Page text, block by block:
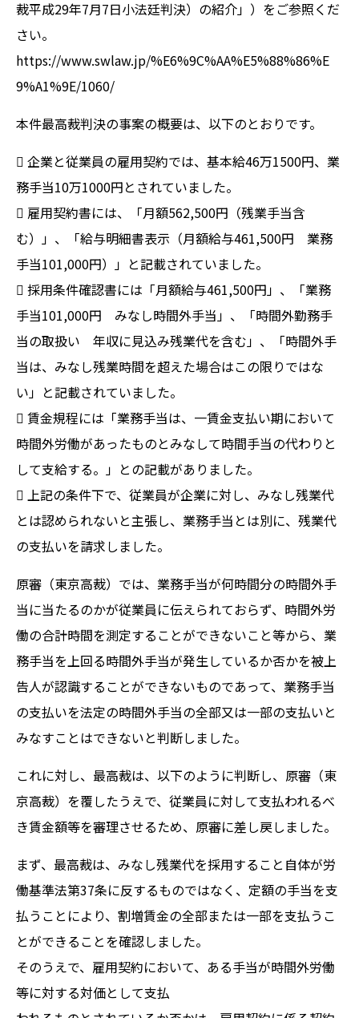
裁平成29年7月7日小法廷判決）の紹介」）をご参照くだ
さい。
https://www.swlaw.jp/%E6%9C%AA%E5%88%86%E
9%A1%9E/1060/
本件最高裁判決の事案の概要は、以下のとおりです。
 企業と従業員の雇用契約では、基本給46万1500円、業
務手当10万1000円とされていました。
 雇用契約書には、「月額562,500円（残業手当含
む）」、「給与明細書表示（月額給与461,500円 業務
手当101,000円）」と記載されていました。
 採用条件確認書には「月額給与461,500円」、「業務
手当101,000円 みなし時間外手当」、「時間外勤務手
当の取扱い 年収に見込み残業代を含む」、「時間外手
当は、みなし残業時間を超えた場合はこの限りではな
い」と記載されていました。
 賃金規程には「業務手当は、一賃金支払い期において
時間外労働があったものとみなして時間手当の代わりと
して支給する。」との記載がありました。
 上記の条件下で、従業員が企業に対し、みなし残業代
とは認められないと主張し、業務手当とは別に、残業代
の支払いを請求しました。
原審（東京高裁）では、業務手当が何時間分の時間外手
当に当たるのかが従業員に伝えられておらず、時間外労
働の合計時間を測定することができないこと等から、業
務手当を上回る時間外手当が発生しているか否かを被上
告人が認識することができないものであって、業務手当
の支払いを法定の時間外手当の全部又は一部の支払いと
みなすことはできないと判断しました。
これに対し、最高裁は、以下のように判断し、原審（東
京高裁）を覆したうえで、従業員に対して支払われるべ
き賃金額等を審理させるため、原審に差し戻しました。
まず、最高裁は、みなし残業代を採用すること自体が労
働基準法第37条に反するものではなく、定額の手当を支
払うことにより、割増賃金の全部または一部を支払うこ
とができることを確認しました。
そのうえで、雇用契約において、ある手当が時間外労働
等に対する対価として支払